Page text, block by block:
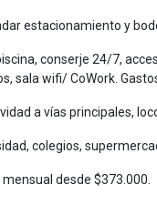
estacionamiento y
conserje 24/7,
sala wifi/ CoWork.
a vías principales,
colegios,
desde $373.000.